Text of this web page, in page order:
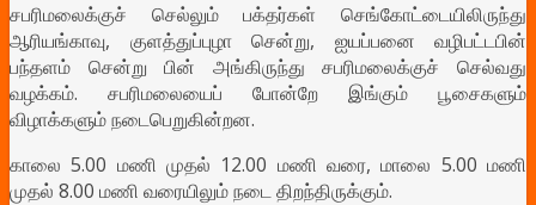
சபரிமலைக்குச் செல்லும் பக்தர்கள் செங்கோட்டையிலிருந்து
ஆரியங்காவு, குளத்துப்புழா சென்று, ஐயப்பனை வழிபட்டபின்
பந்தளம் சென்று பின் அங்கிருந்து சபரிமலைக்குச் செல்வது
வழக்கம். சபரிமலையைப் போன்றே இங்கும் பூசைகளும்
விழாக்களும் நடைபெறுகின்றன.
காலை 5.00 மணி முதல் 12.00 மணி வரை, மாலை 5.00 மணி
முதல் 8.00 மணி வரையிலும் நடை திறந்திருக்கும்.